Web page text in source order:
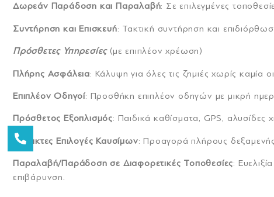
Δωρεάν Παράδοση και Παραλαβή: Σε επιλεγμένες
Συντήρηση και Επισκευή: Τακτική συντήρηση και
Πρόσθετες Υπηρεσίες(με επιπλέον χρέωση)
Πλήρης Ασφάλεια: Κάλυψη για όλες τις ζημιές χωρίς καμία
Επιπλέον Οδηγοί: Προσθήκη επιπλέον οδηγών με μικρή
Πρόσθετος Εξοπλισμός: Παιδικά καθίσματα, GPS, αλυσίδες
Ευέλικτες Επιλογές Καυσίμων: Προαγορά πλήρους
Παραλαβή/Παράδοση σε Διαφορετικές Τοποθεσίες:
επιβάρυνση.